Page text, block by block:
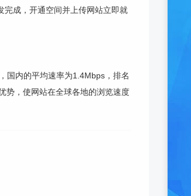
成，开通空间并上传网站立即就
国内的平均速率为1.4Mbps，排名
势，使网站在全球各地的浏览速度